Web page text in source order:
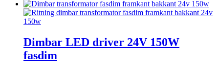
Dimbar LED driver 24V 150W
fasdim